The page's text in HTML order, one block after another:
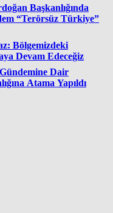
Başkanlığında
“Terörsüz Türkiye”
Bölgemizdeki
Devam Edeceğiz
Dair
Atama Yapıldı